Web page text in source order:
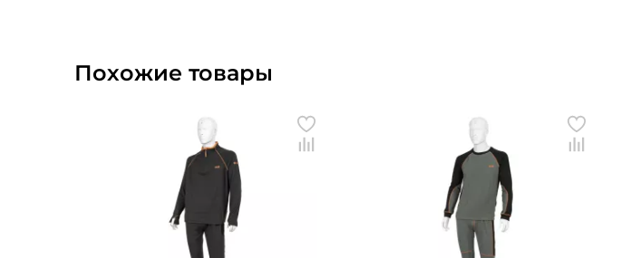
Похожие товары